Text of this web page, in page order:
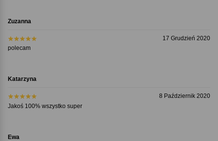
Zuzanna
17 Grudzień 2020
polecam
Katarzyna
8 Październik 2020
Jakoś 100% wszystko super
Ewa